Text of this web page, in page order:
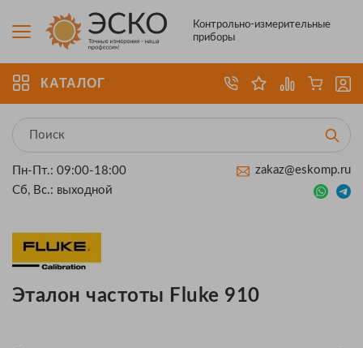
Контрольно-измерительные
приборы
КАТАЛОГ
Пн-Пт.: 09:00-18:00
Сб, Вс.: выходной
zakaz@eskomp.ru
Эталон частоты Fluke 910